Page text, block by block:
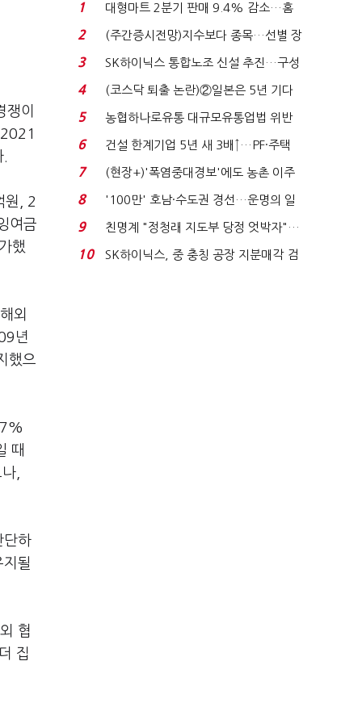
이
원, 2
여금
했
외
년
했으
때
,
단하
될
협
집
1
대형마트 2분기 판매 9.4% 감소…홈
플러스 사태 여파...
2
(주간증시전망)지수보다 종목…선별 장
세 이어진다...
3
SK하이닉스 통합노조 신설 추진…구성
원 간 성과급 불...
4
(코스닥 퇴출 논란)②일본은 5년 기다
려주는데 우리는 ...
5
농협하나로유통 대규모유통업법 위반
적발…공정위, 과...
6
건설 한계기업 5년 새 3배↑…PF·주택
침체에 재무 ...
7
(현장+)'폭염중대경보'에도 농촌 이주
노동자는 강행군…'야...
8
'100만' 호남·수도권 경선…운명의 일
주일
9
친명계 "정청래 지도부 당정 엇박자"…
친청계 "신천지 오...
10
SK하이닉스, 중 충칭 공장 지분매각 검